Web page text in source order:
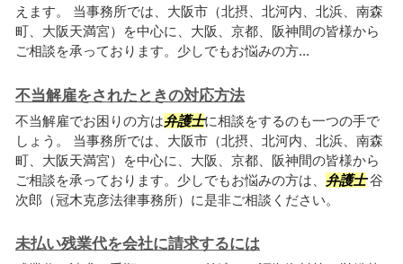
えます。 当事務所では、大阪市（北摂、北河内、北浜、南森
町、大阪天満宮）を中心に、大阪、京都、阪神間の皆様から
ご相談を承っております。少しでもお悩みの方...
不当解雇をされたときの対応方法
不当解雇でお困りの方は弁護士に相談をするのも一つの手で
しょう。 当事務所では、大阪市（北摂、北河内、北浜、南森
町、大阪天満宮）を中心に、大阪、京都、阪神間の皆様から
ご相談を承っております。少しでもお悩みの方は、 弁護士谷
次郎（冠木克彦法律事務所）に是非ご相談ください。
未払い残業代を会社に請求するには